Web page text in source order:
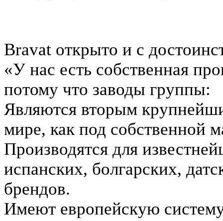
Bravat открыто и с
«У нас есть собственная
потому что заводы группы:
Являются вторым
мире, как под собственной
Производятся для
испанских, болгарских,
брендов.
Имеют европейскую